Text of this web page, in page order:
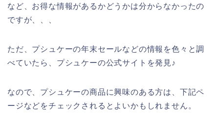
など、お得な情報があるかどうかは分からなかったの
ですが、、、
ただ、プシュケーの年末セールなどの情報を色々と調
べていたら、プシュケーの公式サイトを発見♪
なので、プシュケーの商品に興味のある方は、下記ペ
ージなどをチェックされるとよいかもしれません。